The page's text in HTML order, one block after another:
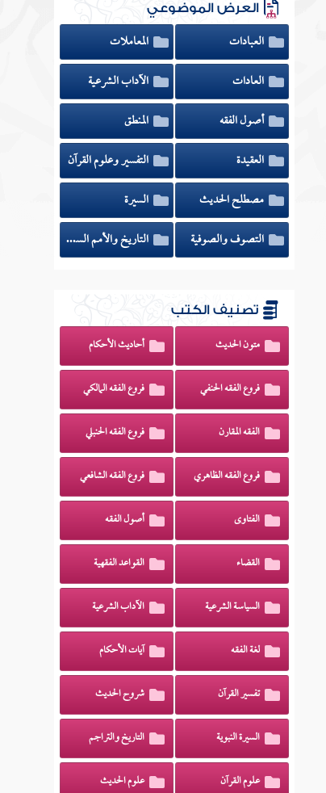
العرض الموضوعي
العبادات
المعاملات
العادات
الآداب الشرعية
أصول الفقه
المنطق
العقيدة
التفسير وعلوم القرآن
مصطلح الحديث
السيرة
التصوف والصوفية
التاريخ والأمم السابقة
تصنيف الكتب
متون الحديث أحاديث الأحكام
فروع الفقه الحنفي فروع الفقه المالكي
الفقه المقارن فروع الفقه الحنبلي
فروع الفقه الظاهري فروع الفقه الشافعي
الفتاوى أصول الفقه
القضاء القواعد الفقهية
السياسة الشرعية الآداب الشرعية
لغة الفقه آيات الأحكام
تفسير القرآن شروح الحديث
السيرة النبوية التاريخ والتراجم
علوم القرآن علوم الحديث